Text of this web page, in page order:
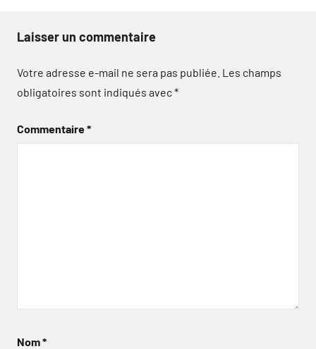
Laisser un commentaire
Votre adresse e-mail ne sera pas publiée. Les champs
obligatoires sont indiqués avec*
Commentaire*
Nom*